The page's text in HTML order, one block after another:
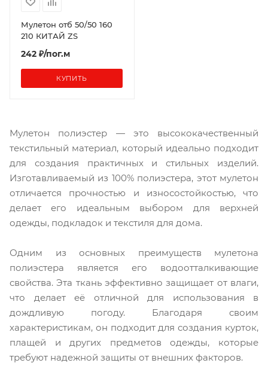
Мулетон отб 50/50 160
210 КИТАЙ ZS
242 ₽/пог.м
КУПИТЬ
Мулетон полиэстер — это высококачественный
текстильный материал, который идеально подходит
для создания практичных и стильных изделий.
Изготавливаемый из 100% полиэстера, этот мулетон
отличается прочностью и износостойкостью, что
делает его идеальным выбором для верхней
одежды, подкладок и текстиля для дома.
Одним из основных преимуществ мулетона
полиэстера является его водоотталкивающие
свойства. Эта ткань эффективно защищает от влаги,
что делает её отличной для использования в
дождливую погоду. Благодаря своим
характеристикам, он подходит для создания курток,
плащей и других предметов одежды, которые
требуют надежной защиты от внешних факторов.